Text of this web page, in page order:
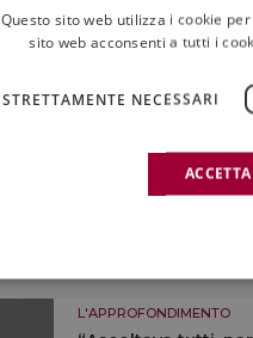
taglio rese o
L'APPROFONDIMENTO
Questo sito web utilizza i cookie
sito web acconsenti a tutti i
STRETTAMENTE NECESSARI